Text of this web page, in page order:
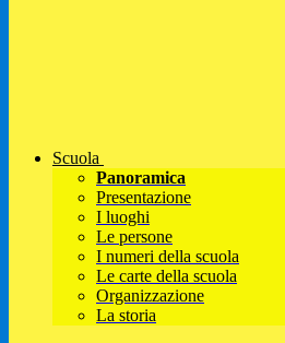
Scuola
Panoramica
Presentazione
I luoghi
Le persone
I numeri della scuola
Le carte della scuola
Organizzazione
La storia